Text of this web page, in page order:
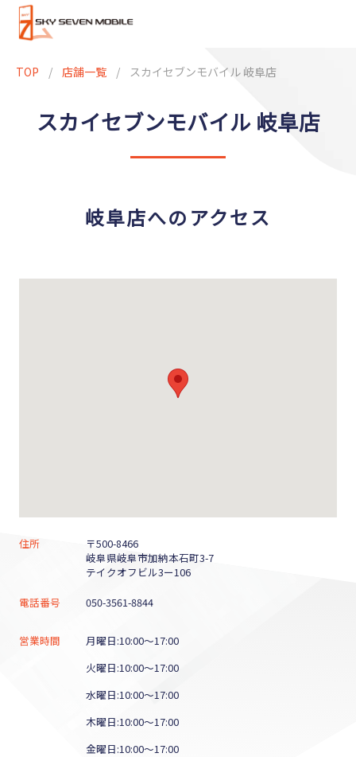
TOP / 店舗一覧 / スカイセブンモバイル 岐阜店
スカイセブンモバイル 岐阜店
岐阜店へのアクセス
住所
〒500-8466
岐阜県岐阜市加納本石町3-7
テイクオフビル3ー106
電話番号
050-3561-8844
営業時間
月曜日:10:00～17:00
火曜日:10:00～17:00
水曜日:10:00～17:00
木曜日:10:00～17:00
金曜日:10:00～17:00